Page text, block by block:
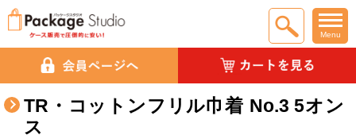
Menu
TR・コットンフリル巾着 No.3 5オン
ス